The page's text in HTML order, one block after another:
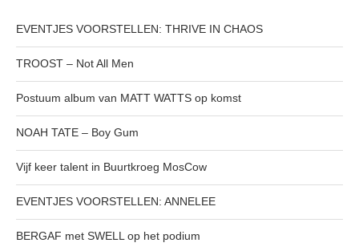
EVENTJES VOORSTELLEN: THRIVE IN CHAOS
TROOST – Not All Men
Postuum album van MATT WATTS op komst
NOAH TATE – Boy Gum
Vijf keer talent in Buurtkroeg MosCow
EVENTJES VOORSTELLEN: ANNELEE
BERGAF met SWELL op het podium